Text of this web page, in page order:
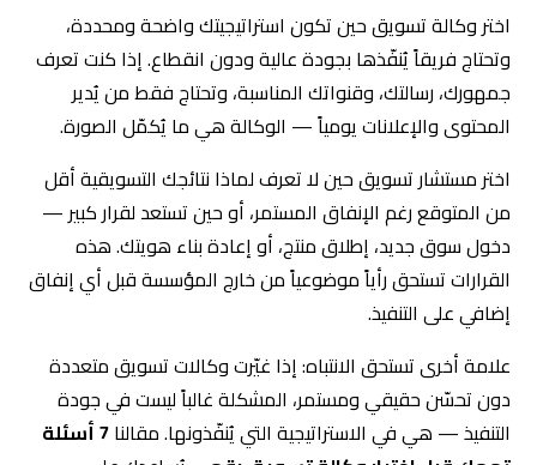
اختر وكالة تسويق حين تكون استراتيجيتك واضحة ومحددة،
وتحتاج فريقاً يُنفّذها بجودة عالية ودون انقطاع. إذا كنت تعرف
جمهورك، رسالتك، وقنواتك المناسبة، وتحتاج فقط من يُدير
المحتوى والإعلانات يومياً — الوكالة هي ما يُكمّل الصورة.
اختر مستشار تسويق حين لا تعرف لماذا نتائجك التسويقية أقل
من المتوقع رغم الإنفاق المستمر، أو حين تستعد لقرار كبير —
دخول سوق جديد، إطلاق منتج، أو إعادة بناء هويتك. هذه
القرارات تستحق رأياً موضوعياً من خارج المؤسسة قبل أي إنفاق
إضافي على التنفيذ.
علامة أخرى تستحق الانتباه: إذا غيّرت وكالات تسويق متعددة
دون تحسّن حقيقي ومستمر، المشكلة غالباً ليست في جودة
التنفيذ — هي في الاستراتيجية التي يُنفّذونها. مقالنا 7 أسئلة